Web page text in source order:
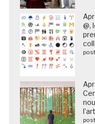
@,